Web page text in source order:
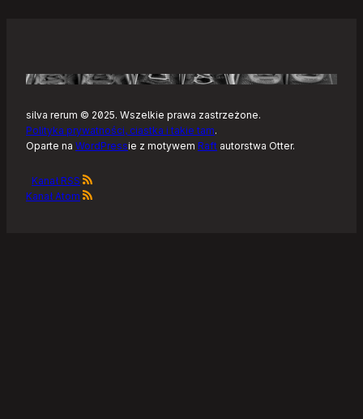
silva rerum © 2025. Wszelkie prawa zastrzeżone.
Polityka prywatności, ciastka i takie tam.
Oparte na WordPressie z motywem Raft autorstwa Otter.
Kanał RSS
Kanał Atom